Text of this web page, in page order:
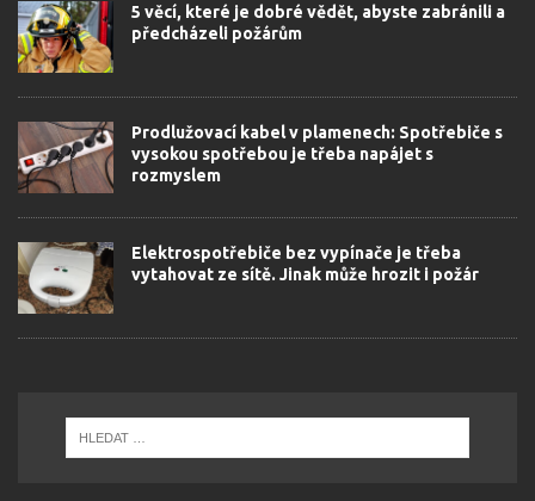
5 věcí, které je dobré vědět, abyste zabránili a
předcházeli požárům
Prodlužovací kabel v plamenech: Spotřebiče s
vysokou spotřebou je třeba napájet s
rozmyslem
Elektrospotřebiče bez vypínače je třeba
vytahovat ze sítě. Jinak může hrozit i požár